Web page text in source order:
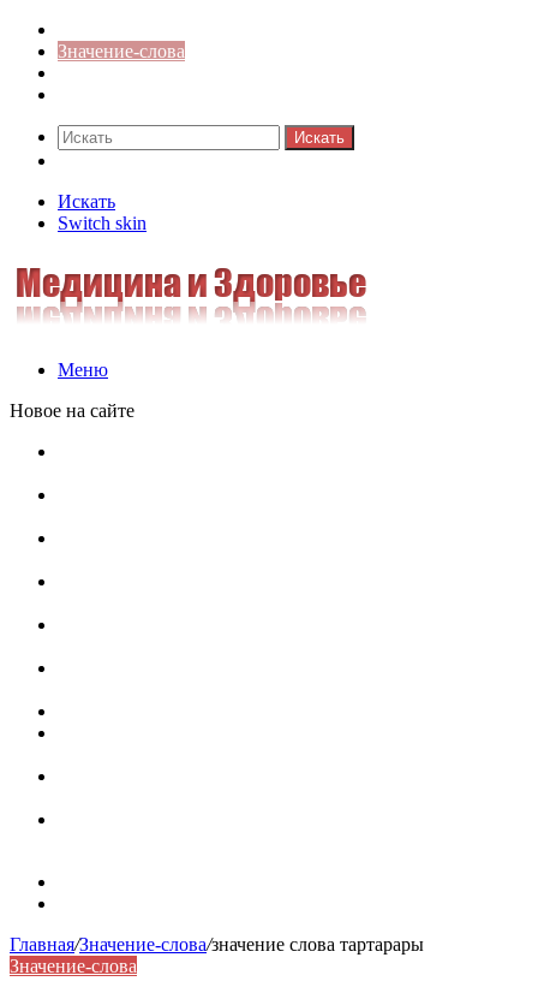
Значение-слова
Искать
Искать
Switch skin
Меню
Новое на сайте
Главная/Значение-слова/значение слова тартарары
Значение-слова